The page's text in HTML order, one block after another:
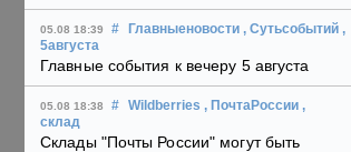
05.08 18:39 # Главныеновости , Сутьсобытий ,
5августа
Главные события к вечеру 5 августа
05.08 18:38 # Wildberries , ПочтаРоссии ,
склад
Склады "Почты России" могут быть